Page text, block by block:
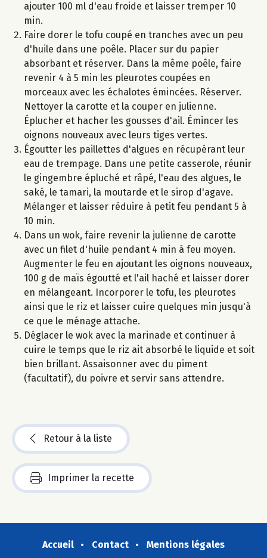
ajouter 100 ml d'eau froide et laisser tremper 10
min.
Faire dorer le tofu coupé en tranches avec un peu
d'huile dans une poêle. Placer sur du papier
absorbant et réserver. Dans la même poêle, faire
revenir 4 à 5 min les pleurotes coupées en
morceaux avec les échalotes émincées. Réserver.
Nettoyer la carotte et la couper en julienne.
Éplucher et hacher les gousses d'ail. Émincer les
oignons nouveaux avec leurs tiges vertes.
Égoutter les paillettes d'algues en récupérant leur
eau de trempage. Dans une petite casserole, réunir
le gingembre épluché et râpé, l'eau des algues, le
saké, le tamari, la moutarde et le sirop d'agave.
Mélanger et laisser réduire à petit feu pendant 5 à
10 min.
Dans un wok, faire revenir la julienne de carotte
avec un filet d'huile pendant 4 min à feu moyen.
Augmenter le feu en ajoutant les oignons nouveaux,
100 g de maïs égoutté et l'ail haché et laisser dorer
en mélangeant. Incorporer le tofu, les pleurotes
ainsi que le riz et laisser cuire quelques min jusqu'à
ce que le ménage attache.
Déglacer le wok avec la marinade et continuer à
cuire le temps que le riz ait absorbé le liquide et soit
bien brillant. Assaisonner avec du piment
(facultatif), du poivre et servir sans attendre.
Retour à la liste
Imprimer la recette
Accueil Contact
Mentions légales